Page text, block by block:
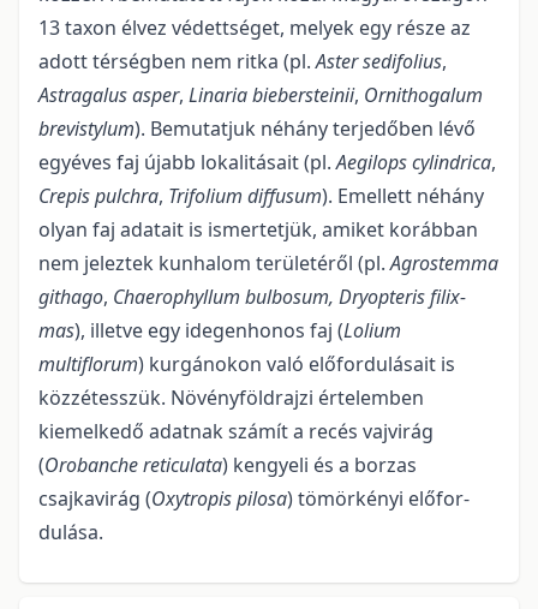
13 taxon élvez védettséget, melyek egy része az
adott térségben nem ritka (pl.Aster sedifolius,
Astragalus asper, Li­naria biebersteinii, Ornithogalum
brevistylum). Bemutatjuk néhány terjedőben lévő
egyéves faj újabb lokalitásait (pl.Aegilops cylindrica,
Crepis pulchra, Trifolium diffusum). Emellett néhány
olyan faj adatait is ismertetjük, amiket korábban
nem jeleztek kunhalom területéről (pl.Agrostemma
githago, Chae­rophyllum bulbosum, Dryopteris filix-
mas), illetve egy idegenhonos faj (Lolium
multiflorum) kurgánokon való előfordulásait is
közzétesszük. Növényföldrajzi értelemben
kiemelkedő adatnak számít a recés vajvirág
(Orobanche reticulata) kengyeli és a borzas
csajkavirág (Oxytropis pilosa) tömörkényi előfor­
dulása.